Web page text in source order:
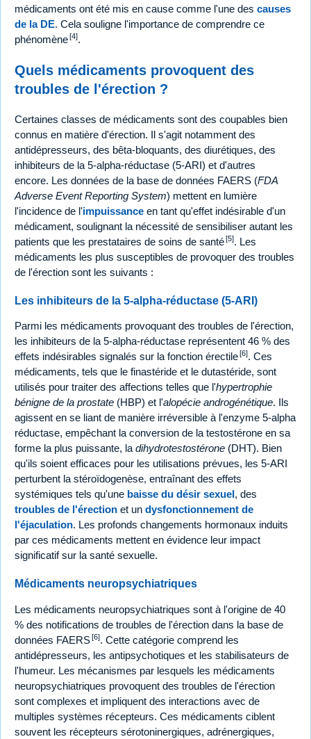
médicaments ont été mis en cause comme l'une des causes
de la DE. Cela souligne l'importance de comprendre ce
phénomène[4].
Quels médicaments provoquent des
troubles de l'érection ?
Certaines classes de médicaments sont des coupables bien
connus en matière d'érection. Il s'agit notamment des
antidépresseurs, des bêta-bloquants, des diurétiques, des
inhibiteurs de la 5-alpha-réductase (5-ARI) et d'autres
encore. Les données de la base de données FAERS (FDA
Adverse Event Reporting System) mettent en lumière
l'incidence de l'impuissance en tant qu'effet indésirable d'un
médicament, soulignant la nécessité de sensibiliser autant les
patients que les prestataires de soins de santé[5]. Les
médicaments les plus susceptibles de provoquer des troubles
de l'érection sont les suivants :
Les inhibiteurs de la 5-alpha-réductase (5-ARI)
Parmi les médicaments provoquant des troubles de l'érection,
les inhibiteurs de la 5-alpha-réductase représentent 46 % des
effets indésirables signalés sur la fonction érectile [6]. Ces
médicaments, tels que le finastéride et le dutastéride, sont
utilisés pour traiter des affections telles que l'hypertrophie
bénigne de la prostate (HBP) et l'alopécie androgénétique. Ils
agissent en se liant de manière irréversible à l'enzyme 5-alpha
réductase, empêchant la conversion de la testostérone en sa
forme la plus puissante, ladihydrotestostérone (DHT). Bien
qu'ils soient efficaces pour les utilisations prévues, les 5-ARI
perturbent la stéroïdogenèse, entraînant des effets
systémiques tels qu'une baisse du désir sexuel, des
troubles de l'érection et un dysfonctionnement de
l'éjaculation. Les profonds changements hormonaux induits
par ces médicaments mettent en évidence leur impact
significatif sur la santé sexuelle.
Médicaments neuropsychiatriques
Les médicaments neuropsychiatriques sont à l'origine de 40
% des notifications de troubles de l'érection dans la base de
données FAERS[6]. Cette catégorie comprend les
antidépresseurs, les antipsychotiques et les stabilisateurs de
l'humeur. Les mécanismes par lesquels les médicaments
neuropsychiatriques provoquent des troubles de l'érection
sont complexes et impliquent des interactions avec de
multiples systèmes récepteurs. Ces médicaments ciblent
souvent les récepteurs sérotoninergiques, adrénergiques,